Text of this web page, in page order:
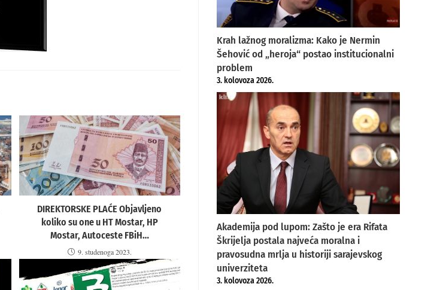
DIREKTORSKE PLAĆE Objavljeno
koliko su one u HT Mostar, HP
Mostar, Autoceste FBiH…
9. studenoga 2023.
Krah lažnog moralizma: Kako je Nermin
Šehović od „heroja“ postao institucionalni
problem
3. kolovoza 2026.
Akademija pod lupom: Zašto je era Rifata
Škrijelja postala najveća moralna i
pravosudna mrlja u historiji sarajevskog
univerziteta
3. kolovoza 2026.